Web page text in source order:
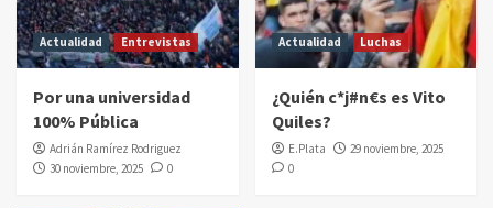
Actualidad Entrevistas
Por una universidad
100% Pública
Adrián Ramírez Rodriguez
30 noviembre, 2025
0
Actualidad Luchas
¿Quién c*j#n€s es Vito
Quiles?
E.Plata
29 noviembre, 2025
0